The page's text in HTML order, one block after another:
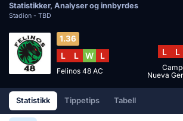
Statistikker, Analyser og innbyrdes
Stadion - TBD
1.36
L L W L
Felinos 48 AC
L L
Nueva
Statistikk Tippetips Tabell